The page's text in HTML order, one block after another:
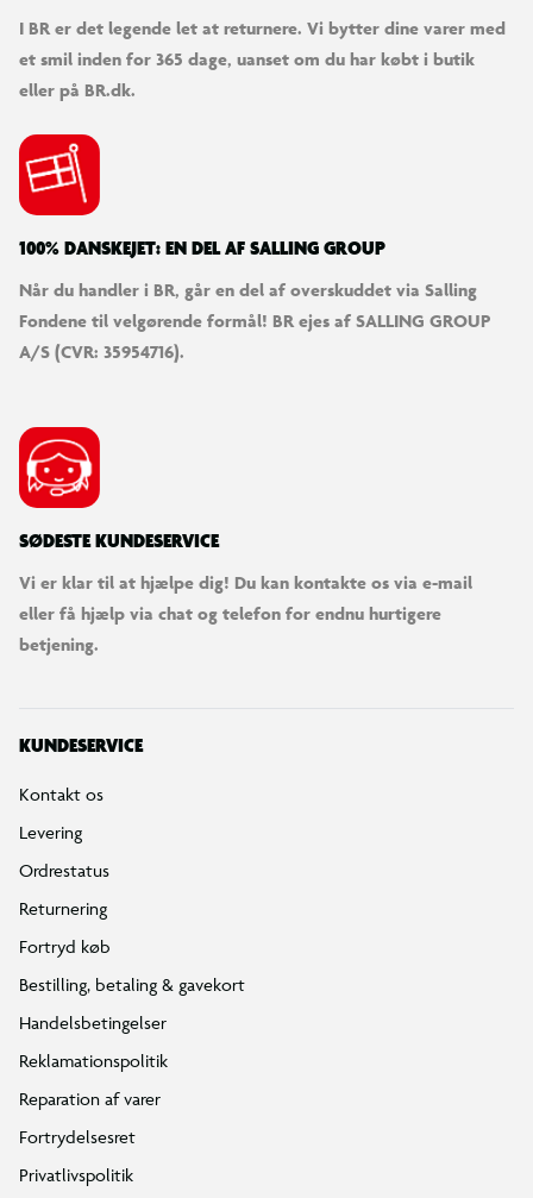
I BR er det legende let at returnere. Vi bytter dine varer med
et smil inden for 365 dage, uanset om du har købt i butik
eller på BR.dk.
100% DANSKEJET: EN DEL AF SALLING GROUP
Når du handler i BR, går en del af overskuddet via Salling
Fondene til velgørende formål! BR ejes af SALLING GROUP
A/S (CVR: 35954716).
SØDESTE KUNDESERVICE
Vi er klar til at hjælpe dig! Du kan kontakte os via e-mail
eller få hjælp via chat og telefon for endnu hurtigere
betjening.
KUNDESERVICE
Kontakt os
Levering
Ordrestatus
Returnering
Fortryd køb
Bestilling, betaling & gavekort
Handelsbetingelser
Reklamationspolitik
Reparation af varer
Fortrydelsesret
Privatlivspolitik